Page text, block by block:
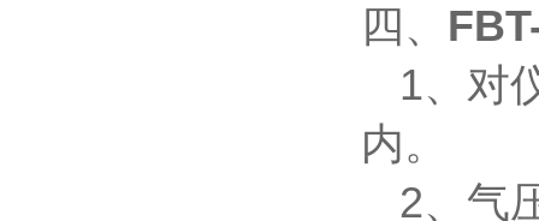
四、
1、对
内。
2、气